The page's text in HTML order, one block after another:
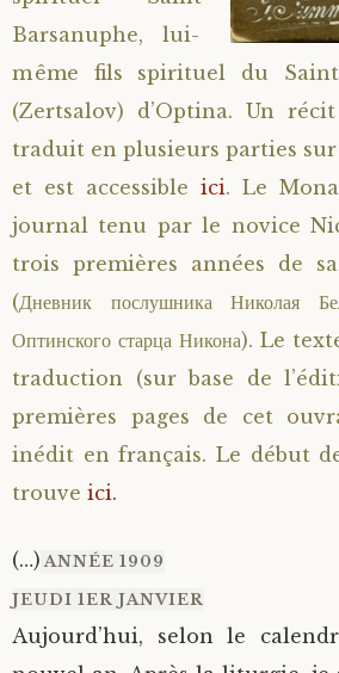
Saint Sophrony l’Athonite
Sainte Xenia
Sainte Matrone de Moscou
Staritsa Marie Makovkine
Natalia de Vyritsa
Staritsa Anastasia
Archimandrite Lazare
Geronda Arsenios le Spiléote
Gerondissa Makrina
Archimandrite Nathanaël
Père Héliodore
Barsanuphe, lui-
même fils spirituel du
(Zertsalov) d’Optina. Un
traduit en plusieurs parties
et est accessible ici. Le
journal tenu par le novice
trois premières années de
(Дневник послушника Николая
Оптинского старца Никона). Le
traduction (sur base de
premières pages de cet
inédit en français. Le début
trouve ici.
(…) ANNÉE 1909
JEUDI 1ER JANVIER
Aujourd’hui, selon le